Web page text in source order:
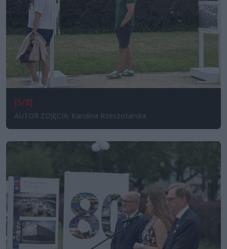
[5/8]
AUTOR ZDJĘCIA: Karolina Rzeszotarska